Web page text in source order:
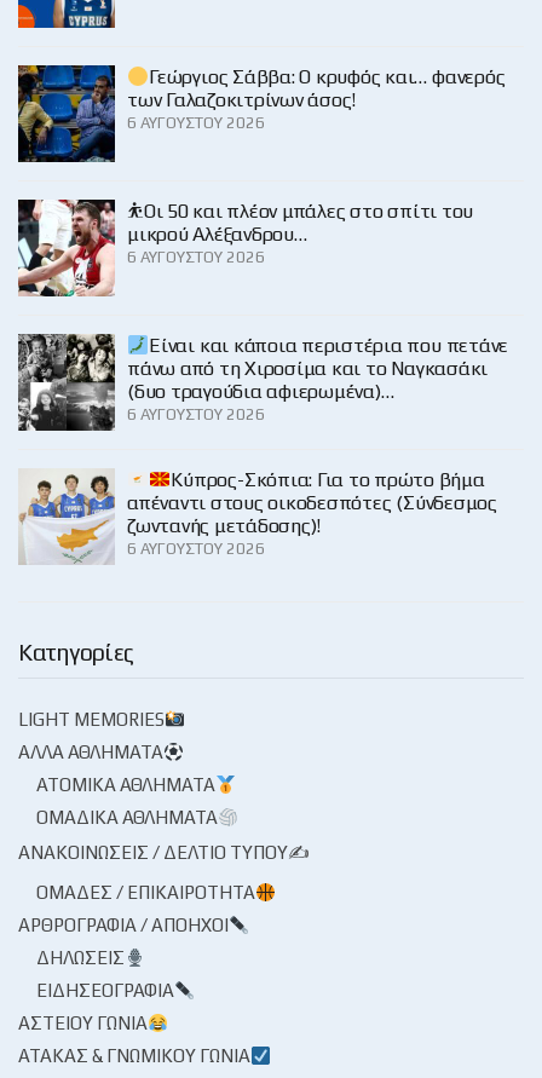
Γεώργιος Σάββα: Ο κρυφός και… φανερός
των Γαλαζοκιτρίνων άσος!
6 ΑΥΓΟΎΣΤΟΥ 2026
⛹️Οι 50 και πλέον μπάλες στο σπίτι του
μικρού Αλέξανδρου…
6 ΑΥΓΟΎΣΤΟΥ 2026
Είναι και κάποια περιστέρια που πετάνε
πάνω από τη Χιροσίμα και το Ναγκασάκι
(δυο τραγούδια αφιερωμένα)…
6 ΑΥΓΟΎΣΤΟΥ 2026
Κύπρος-Σκόπια: Για το πρώτο βήμα
απέναντι στους οικοδεσπότες (Σύνδεσμος
ζωντανής μετάδοσης)!
6 ΑΥΓΟΎΣΤΟΥ 2026
Κατηγορίες
LIGHT MEMORIES
ΆΛΛΑ ΑΘΛΉΜΑΤΑ
ΑΤΟΜΙΚΆ ΑΘΛΉΜΑΤΑ
ΟΜΑΔΙΚΆ ΑΘΛΉΜΑΤΑ
ΑΝΑΚΟΙΝΏΣΕΙΣ / ΔΕΛΤΊΟ ΤΎΠΟΥ✍
ΟΜΆΔΕΣ / ΕΠΙΚΑΙΡΌΤΗΤΑ
ΑΡΘΡΟΓΡΑΦΊΑ / ΑΠΌΗΧΟΙ
ΔΗΛΏΣΕΙΣ
ΕΙΔΗΣΕΟΓΡΑΦΊΑ
ΑΣΤΕΊΟΥ ΓΩΝΊΑ
ΑΤΆΚΑΣ & ΓΝΩΜΙΚΟΎ ΓΩΝΊΑ